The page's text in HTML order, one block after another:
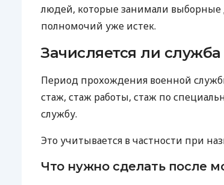
людей, которые занимали выборные
полномочий уже истек.
Зачисляется ли
Период прохождения военной
стаж, стаж работы, стаж по
службу.
Это учитывается в частности при
Что нужно сделать после